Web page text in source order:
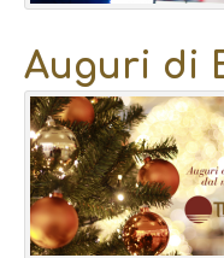
Auguri di